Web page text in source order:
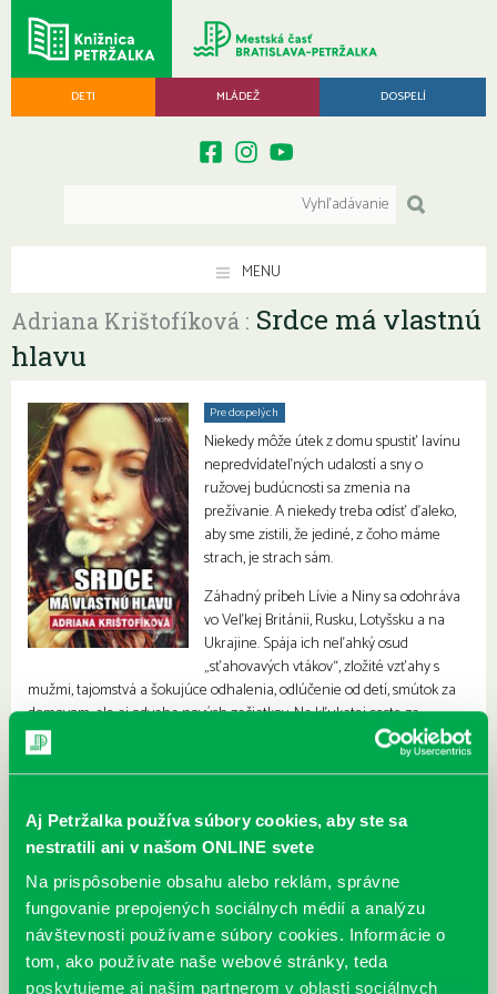
Aj Petržalka používa súbory cookies, aby ste sa
nestratili ani v našom ONLINE svete
Na prispôsobenie obsahu alebo reklám, správne
fungovanie prepojených sociálnych médií a analýzu
návštevnosti používame súbory cookies. Informácie o
tom, ako používate naše webové stránky, teda
poskytujeme aj našim partnerom v oblasti sociálnych
DETI MLÁDEŽ DOSPELÍ
MENU
Adriana Krištofíková : Srdce má vlastnú
hlavu
Pre dospelých
Niekedy môže útek z domu spustiť lavínu
nepredvídateľných udalostí a sny o
ružovej budúcnosti sa zmenia na
prežívanie. A niekedy treba odísť ďaleko,
aby sme zistili, že jediné, z čoho máme
strach, je strach sám.
Záhadný príbeh Lívie a Niny sa odohráva
vo Veľkej Británii, Rusku, Lotyšsku a na
Ukrajine. Spája ich neľahký osud
„sťahovavých vtákov“, zložité vzťahy s
mužmi, tajomstvá a šokujúce odhalenia, odlúčenie od detí, smútok za
domovom, ale aj odvaha nových začiatkov. Na kľukatej ceste za
naplnením vlastných túžob napokon obe dospejú k poznaniu, že
šťastie nie je o mieste na mape a domov je všade tam, kde máme
srdce.